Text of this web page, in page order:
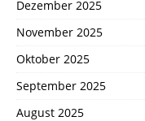
Dezember 2025
November 2025
Oktober 2025
September 2025
August 2025